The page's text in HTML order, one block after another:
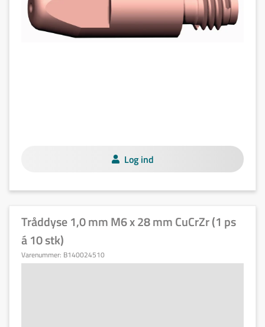
Log ind
Tråddyse 1,0 mm M6 x 28 mm CuCrZr (1 ps
á 10 stk)
Varenummer: B140024510